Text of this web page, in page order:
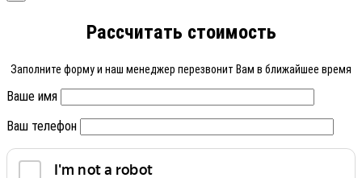
Рассчитать стоимость
Заполните форму и наш менеджер перезвонит Вам в ближайшее время
Ваше имя
Ваш телефон